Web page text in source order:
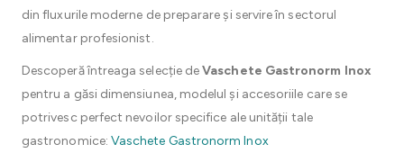
din fluxurile moderne de preparare și servire în sectorul
alimentar profesionist.
Descoperă întreaga selecție deVaschete Gastronorm Inox
pentru a găsi dimensiunea, modelul și accesoriile care se
potrivesc perfect nevoilor specifice ale unității tale
gastronomice: Vaschete Gastronorm Inox